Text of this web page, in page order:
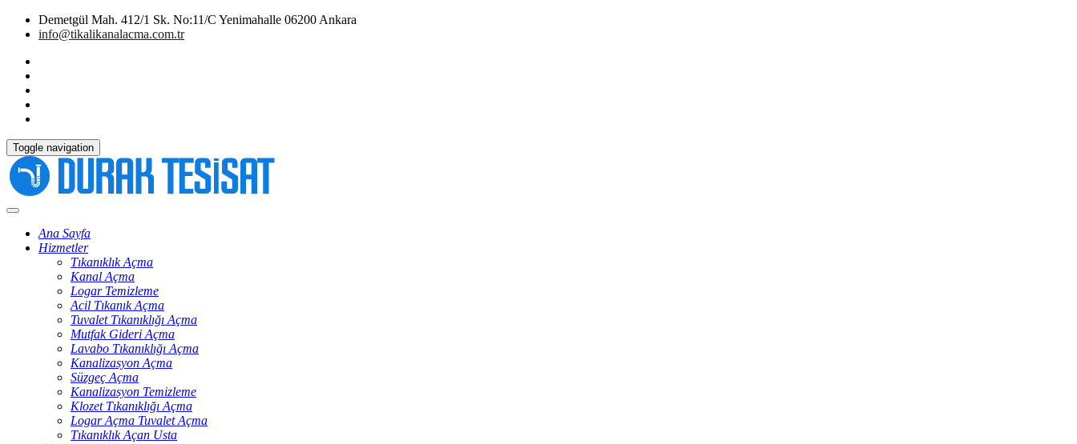
Demetgül Mah. 412/1 Sk. No:11/C Yenimahalle 06200 Ankara
info@tikalikanalacma.com.tr
Toggle navigation
Ana Sayfa
Hizmetler
Tıkanıklık Açma
Kanal Açma
Logar Temizleme
Acil Tıkanık Açma
Tuvalet Tıkanıklığı Açma
Mutfak Gideri Açma
Lavabo Tıkanıklığı Açma
Kanalizasyon Açma
Süzgeç Açma
Kanalizasyon Temizleme
Klozet Tıkanıklığı Açma
Logar Açma Tuvalet Açma
Tıkanıklık Açan Usta